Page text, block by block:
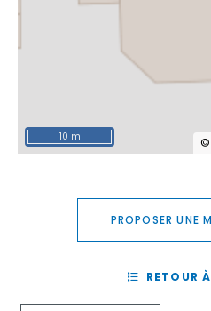
©
10 m
PROPOSER UNE
RETOUR